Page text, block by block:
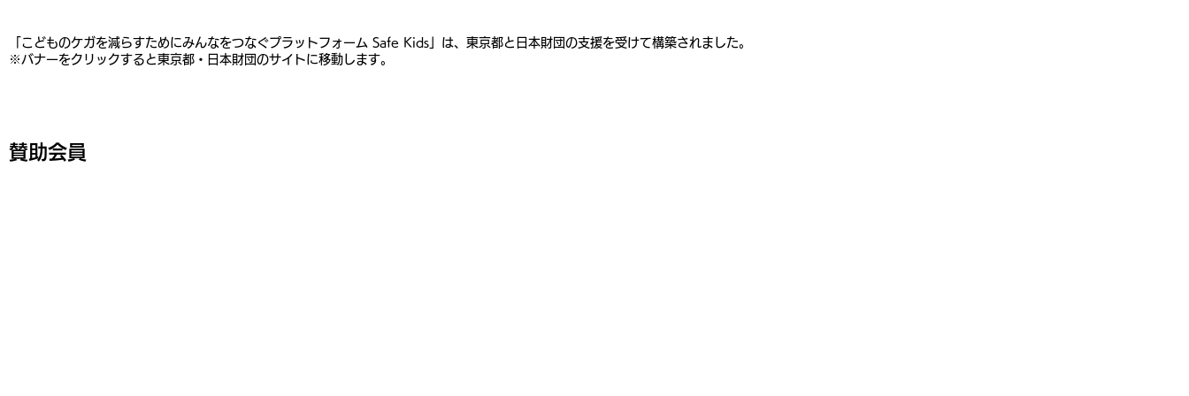
​「こどものケガを減らすためにみんなをつなぐプラットフォーム Safe Kids」は、東京都と日本財団の支援を受けて構築されました。
※バナーをクリックすると東京都・日本財団のサイトに移動します。
賛助会員